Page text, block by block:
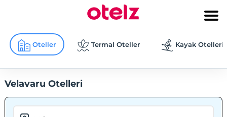
Oteller Termal Oteller Kayak Otelleri
Velavaru Otelleri